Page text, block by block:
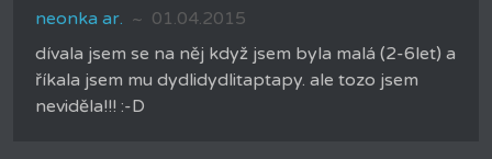
neonka ar.
01.04.2015
dívala jsem se na něj když jsem byla malá (2-6let) a
říkala jsem mu dydlidydlitaptapy. ale tozo jsem
neviděla!!! :-D